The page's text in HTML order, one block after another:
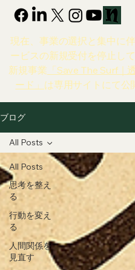
現在、事業の選択と集中に
ービスの新規受付を停止して
新規事業 「Save The Surf｜
ード」 は専用サイトにて公
ブログ
All Posts
思考を整え
る
行動を変え
る
人間関係を
見直す
All Posts